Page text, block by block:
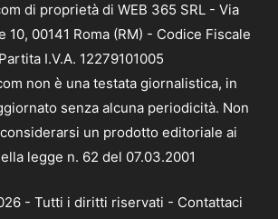
di proprietà di WEB 365 SRL - Via
10, 00141 Roma (RM) - Codice Fiscale
I.V.A. 12279101005
non è una testata giornalistica, in
senza alcuna periodicità. Non
un prodotto editoriale ai
legge n. 62 del 07.03.2001
- Tutti i diritti riservati - Contattaci